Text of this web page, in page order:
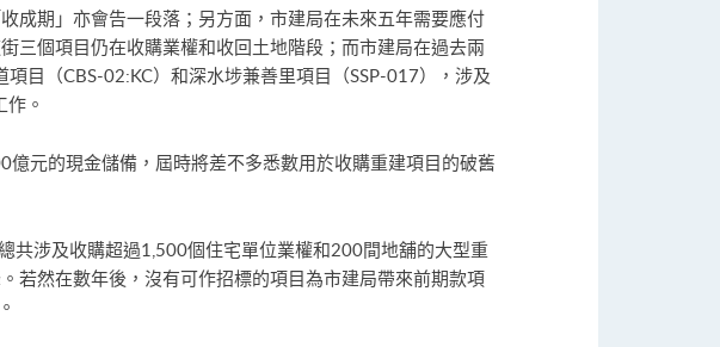
成期」亦會告一段落；另方面，市建局在未來五年需要應付
三個項目仍在收購業權和收回土地階段；而市建局在過去兩
目（CBS-02:KC）和深水埗兼善里項目（SSP-017），涉及
。
元的現金儲備，屆時將差不多悉數用於收購重建項目的破舊
共涉及收購超過1,500個住宅單位業權和200間地舖的大型重
若然在數年後，沒有可作招標的項目為市建局帶來前期款項